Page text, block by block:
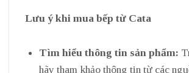
Lưu ý khi mua bếp từ Cata
Tìm hiểu thông tin sản phẩm:
hãy tham khảo thông tin từ các